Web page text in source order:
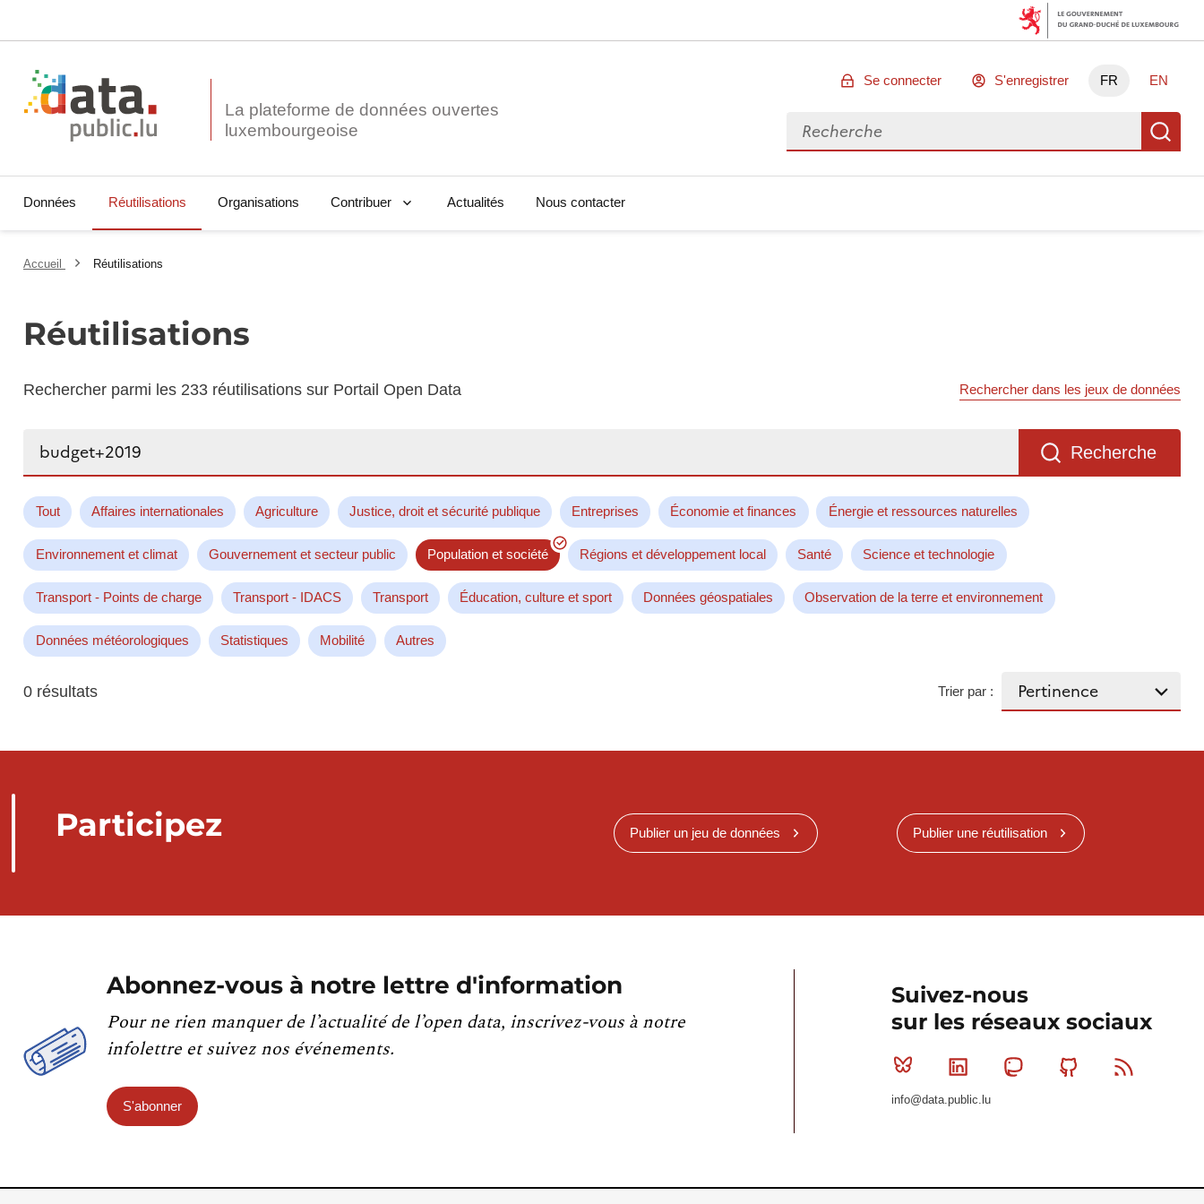
La plateforme de données ouvertes
Se connecter S'enregistrer FR EN
Rechercher des données
Données Réutilisations Organisations Contribuer Actualités Nous contacter
Accueil Réutilisations
Réutilisations
Rechercher parmi les 233 réutilisations sur Portail Open Data Rechercher dans les jeux de données
Recherche
Tout Affaires internationales Agriculture Justice, droit et sécurité publique Entreprises Économie et finances Énergie et ressources naturelles
Environnement et climat Gouvernement et secteur public Population et société Régions et développement local Santé Science et technologie
Transport - Points de charge Transport - IDACS Transport Éducation, culture et sport Données géospatiales Observation de la terre et environnement
Données météorologiques Statistiques Mobilité Autres
0 résultats Trier par :
Participez Publier un jeu de données Publier une réutilisation
Abonnez-vous à notre lettre d'information
Pour ne rien manquer de l’actualité de l’open data, inscrivez-vous à notre
infolettre et suivez nos événements.
S'abonner
Suivez-nous
sur les réseaux sociaux
Bluesky Linkedin MastodonGithub
info@data.public.lu